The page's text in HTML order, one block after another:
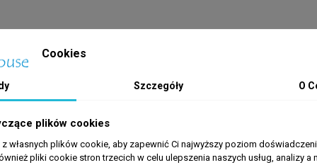
Cookies
Szczegóły O
plików cookies
z własnych plików cookie, aby zapewnić Ci najwyższy poziom
pliki cookie stron trzecich w celu ulepszenia naszych usług, analizy a